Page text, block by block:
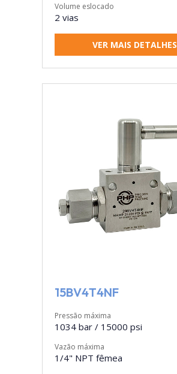
Volume eslocado
2 vias
VER MAIS DETALHES
15BV4T4NF
Pressão máxima
1034 bar / 15000 psi
Vazão máxima
1/4" NPT fêmea